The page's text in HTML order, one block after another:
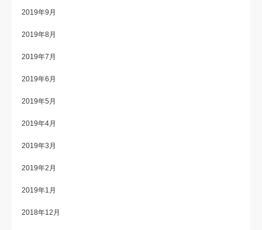
2019年9月
2019年8月
2019年7月
2019年6月
2019年5月
2019年4月
2019年3月
2019年2月
2019年1月
2018年12月